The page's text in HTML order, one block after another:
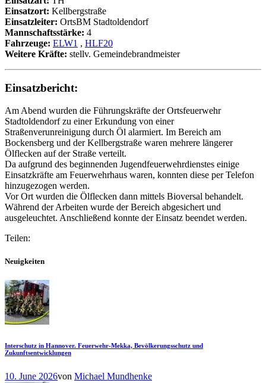
Einsatzort: Kellbergstraße
Einsatzleiter: OrtsBM Stadtoldendorf
Mannschaftsstärke: 4
Fahrzeuge: ELW1 , HLF20
Weitere Kräfte: stellv. Gemeindebrandmeister
Einsatzbericht:
Am Abend wurden die Führungskräfte der Ortsfeuerwehr
Stadtoldendorf zu einer Erkundung von einer
Straßenverunreinigung durch Öl alarmiert. Im Bereich am
Bockensberg und der Kellbergstraße waren mehrere längerer
Ölflecken auf der Straße verteilt.
Da aufgrund des beginnenden Jugendfeuerwehrdienstes einige
Einsatzkräfte am Feuerwehrhaus waren, konnten diese per Telefon
hinzugezogen werden.
Vor Ort wurden die Ölflecken dann mittels Bioversal behandelt.
Während der Arbeiten wurde der Bereich abgesichert und
ausgeleuchtet. Anschließend konnte der Einsatz beendet werden.
Teilen:
Neuigkeiten
Interschutz in Hannover. Feuerwehr-Mekka, Bevölkerungsschutz und
Zukunftsentwicklungen
10. June 2026von Michael Mundhenke